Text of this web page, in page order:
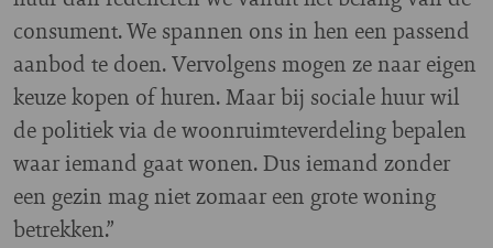
consument. We spannen ons in hen een passend
aanbod te doen. Vervolgens mogen ze naar eigen
keuze kopen of huren. Maar bij sociale huur wil
de politiek via de woonruimteverdeling bepalen
waar iemand gaat wonen. Dus iemand zonder
een gezin mag niet zomaar een grote woning
betrekken.”